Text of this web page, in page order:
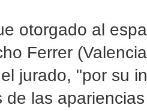
otorgado al
Ferrer
jurado, "por su
de las